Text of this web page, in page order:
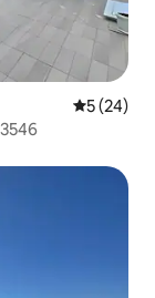
औसत रेटिंग
5 (24)